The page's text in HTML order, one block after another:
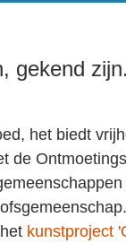
gekend zijn.
het biedt
de
kunstproject